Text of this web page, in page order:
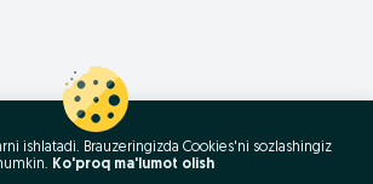
ishlatadi. Brauzeringizda Cookies'ni sozlashingiz
Ko'proq ma'lumot olish